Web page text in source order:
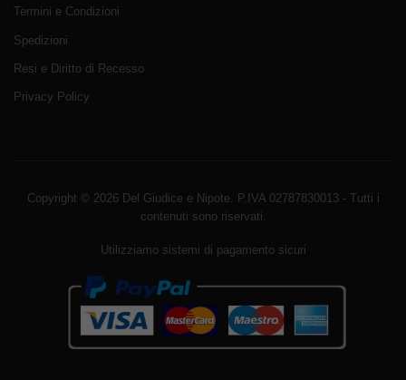
Termini e Condizioni
Spedizioni
Resi e Diritto di Recesso
Privacy Policy
Copyright © 2026 Del Giudice e Nipote. P.IVA 02787830013 - Tutti i
contenuti sono riservati.
Utilizziamo sistemi di pagamento sicuri